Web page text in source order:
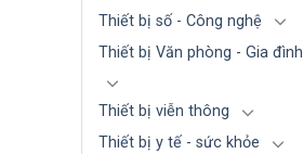
Thiết bị số - Công nghệ
Thiết bị Văn phòng - Gia đình
Thiết bị viễn thông
Thiết bị y tế - sức khỏe